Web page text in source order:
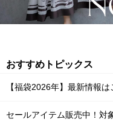
おすすめトピックス
【福袋2026年】最新情報
セールアイテム販売中！対